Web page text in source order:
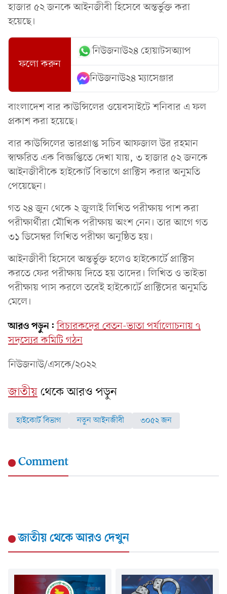
হাজার ৫২ জনকে আইনজীবী হিসেবে অন্তর্ভুক্ত করা
হয়েছে।
ফলো করুন
নিউজনাউ২৪ হোয়াটসঅ্যাপ
নিউজনাউ২৪ ম্যাসেঞ্জার
বাংলাদেশ বার কাউন্সিলের ওয়েবসাইটে শনিবার এ ফল
প্রকাশ করা হয়েছে।
বার কাউন্সিলের ভারপ্রাপ্ত সচিব আফজাল উর রহমান
স্বাক্ষরিত এক বিজ্ঞপ্তিতে দেখা যায়, ৩ হাজার ৫২ জনকে
আইনজীবীকে হাইকোর্ট বিভাগে প্রাক্টিস করার অনুমতি
পেয়েছেন।
গত ২৪ জুন থেকে ২ জুলাই লিখিত পরীক্ষায় পাশ করা
পরীক্ষার্থীরা মৌখিক পরীক্ষায় অংশ নেন। তার আগে গত
৩১ ডিসেম্বর লিখিত পরীক্ষা অনুষ্ঠিত হয়।
আইনজীবী হিসেবে অন্তর্ভুক্ত হলেও হাইকোর্টে প্রাক্টিস
করতে ফের পরীক্ষায় দিতে হয় তাদের। লিখিত ও ভাইভা
পরীক্ষায় পাস করলে তবেই হাইকোর্টে প্রাক্টিসের অনুমতি
মেলে।
আরও পড়ুন: বিচারকদের বেতন-ভাতা পর্যালোচনায় ৭
সদস্যের কমিটি গঠন
নিউজনাউ/এসকে/২০২২
জাতীয়থেকে আরও পড়ুন
হাইকোর্ট বিভাগ নতুন আইনজীবী ৩০৫২ জন
Comment
জাতীয়থেকে আরও দেখুন